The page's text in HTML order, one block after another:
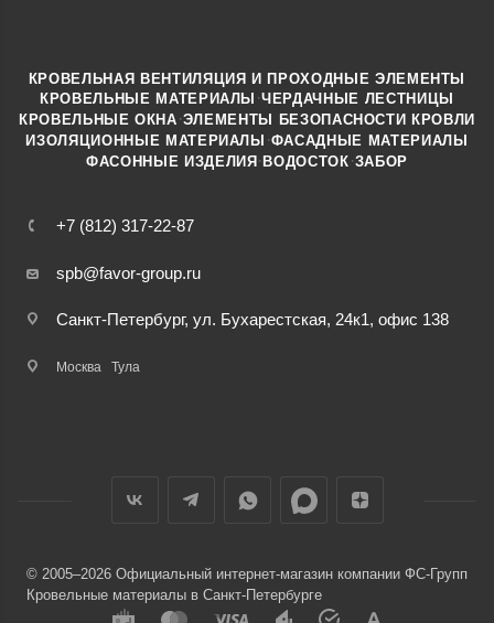
+7 (812) 317-22-87
spb@favor-group.ru
Санкт-Петербург, ул. Бухарестская, 24к1, офис 138
Москва Тула
КРОВЕЛЬНАЯ ВЕНТИЛЯЦИЯ И ПРОХОДНЫЕ ЭЛЕМЕНТЫ
КРОВЕЛЬНЫЕ МАТЕРИАЛЫ ·ЧЕРДАЧНЫЕ ЛЕСТНИЦЫ
КРОВЕЛЬНЫЕ ОКНА ·ЭЛЕМЕНТЫ БЕЗОПАСНОСТИ КРОВЛИ
ИЗОЛЯЦИОННЫЕ МАТЕРИАЛЫ ·ФАСАДНЫЕ МАТЕРИАЛЫ
ФАСОННЫЕ ИЗДЕЛИЯ ·ВОДОСТОК ·ЗАБОР
© 2005–2026 Официальный интернет-магазин компании ФС-Групп
Кровельные материалы в Санкт-Петербурге